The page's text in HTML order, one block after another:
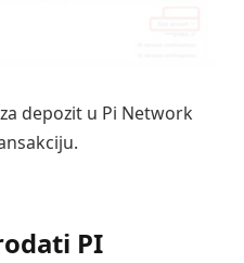
depozit u Pi Network
PI